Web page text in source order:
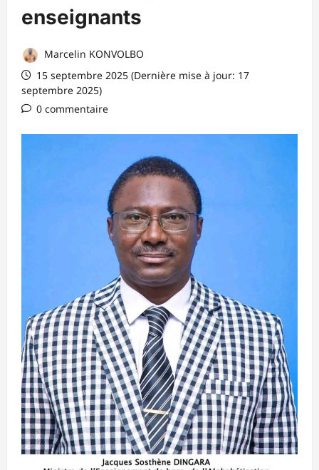
enseignants
Marcelin KONVOLBO
15 septembre 2025 (Dernière mise à jour: 17
septembre 2025)
0 commentaire